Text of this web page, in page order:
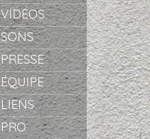
VIDÉOS
SONS
PRESSE
ÉQUIPE
LIENS
PRO